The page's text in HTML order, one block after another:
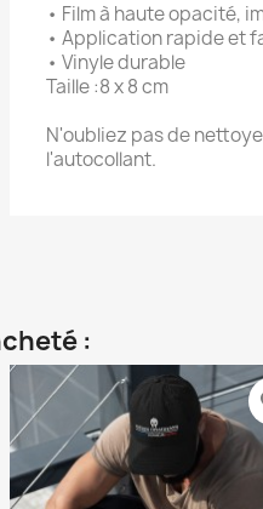
• Film à haute opacité,
• Application rapide et
• Vinyle durable
Taille :8 x 8 cm
N'oubliez pas de
l'autocollant.
: